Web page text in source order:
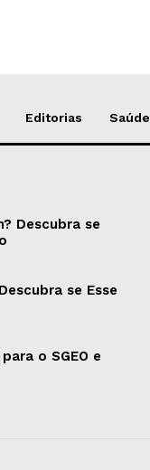
Editorias Saúde
Descubra se
se Esse
o SGEO e